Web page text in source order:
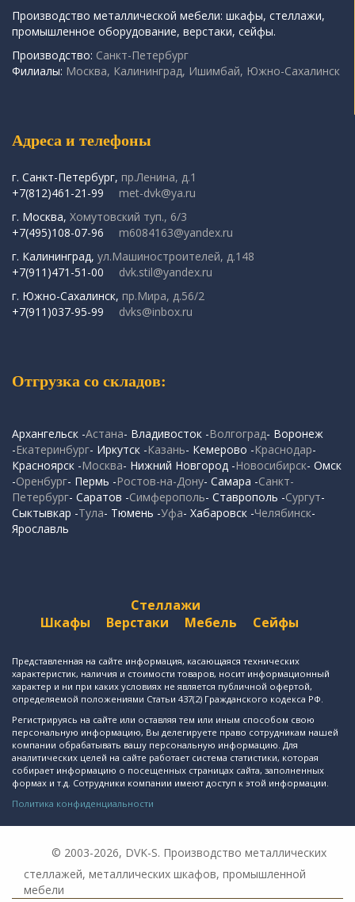
Производство металлической мебели: шкафы, стеллажи,
промышленное оборудование, верстаки, сейфы.
Производство: Санкт-Петербург
Филиалы: Москва, Калининград, Ишимбай, Южно-Сахалинск
Адреса и телефоны
г. Санкт-Петербург, пр.Ленина, д.1
+7(812)461-21-99
met-dvk@ya.ru
г. Москва, Хомутовский туп., 6/3
+7(495)108-07-96
m6084163@yandex.ru
г. Калининград, ул.Машиностроителей, д.148
+7(911)471-51-00
dvk.stil@yandex.ru
г. Южно-Сахалинск, пр.Мира, д.56/2
+7(911)037-95-99
dvks@inbox.ru
Отгрузка со складов:
Архангельск -Астана- Владивосток -Волгоград- Воронеж
-Екатеринбург- Иркутск -Казань- Кемерово -Краснодар-
Красноярск -Москва- Нижний Новгород -Новосибирск- Омск
-Оренбург- Пермь -Ростов-на-Дону- Самара -Санкт-
Петербург- Саратов -Симферополь- Ставрополь -Сургут-
Сыктывкар -Тула- Тюмень -Уфа- Хабаровск -Челябинск-
Ярославль
Стеллажи
Шкафы
Верстаки Мебель Сейфы
Представленная на сайте информация, касающаяся технических
характеристик, наличия и стоимости товаров, носит информационный
характер и ни при каких условиях не является публичной офертой,
определяемой положениями Статьи 437(2) Гражданского кодекса РФ.
Регистрируясь на сайте или оставляя тем или иным способом свою
персональную информацию, Вы делегируете право сотрудникам нашей
компании обрабатывать вашу персональную информацию. Для
аналитических целей на сайте работает система статистики, которая
собирает информацию о посещенных страницах сайта, заполненных
формах и т.д. Сотрудники компании имеют доступ к этой информации.
Политика конфиденциальности
© 2003-2026, DVK-S. Производство металлических
стеллажей, металлических шкафов, промышленной
мебели